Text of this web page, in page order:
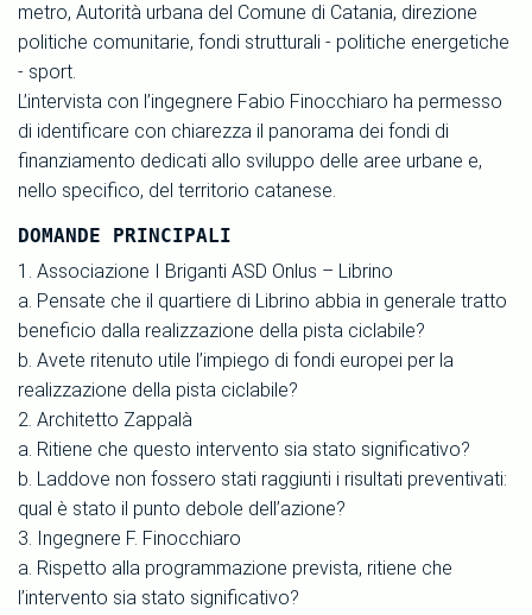
metro, Autorità urbana del Comune di Catania, direzione
politiche comunitarie, fondi strutturali - politiche energetiche
- sport.
L’intervista con l’ingegnere Fabio Finocchiaro ha permesso
di identificare con chiarezza il panorama dei fondi di
finanziamento dedicati allo sviluppo delle aree urbane e,
nello specifico, del territorio catanese.
DOMANDE PRINCIPALI
1. Associazione I Briganti ASD Onlus – Librino
a. Pensate che il quartiere di Librino abbia in generale tratto
beneficio dalla realizzazione della pista ciclabile?
b. Avete ritenuto utile l’impiego di fondi europei per la
realizzazione della pista ciclabile?
2. Architetto Zappalà
a. Ritiene che questo intervento sia stato significativo?
b. Laddove non fossero stati raggiunti i risultati preventivati:
qual è stato il punto debole dell’azione?
3. Ingegnere F. Finocchiaro
a. Rispetto alla programmazione prevista, ritiene che
l’intervento sia stato significativo?